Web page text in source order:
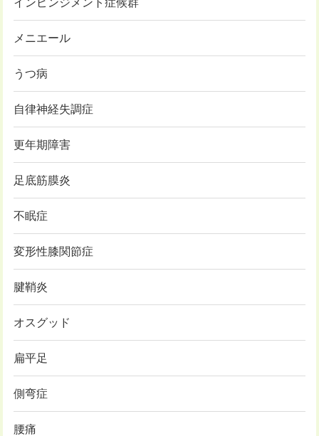
メニエール
うつ病
自律神経失調症
更年期障害
足底筋膜炎
不眠症
変形性膝関節症
腱鞘炎
オスグッド
扁平足
側弯症
腰痛